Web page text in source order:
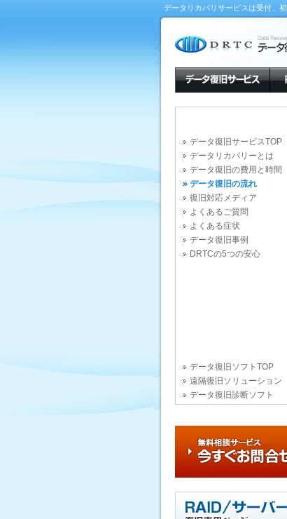
データリカバリサービスは受付、
データ復旧サービスTOP
データリカバリーとは
データ復旧の費用と時間
データ復旧の流れ
復旧対応メディア
よくあるご質問
よくある症状
データ復旧事例
DRTCの5つの安心
データ復旧ソフトTOP
遠隔復旧ソリューション
データ復旧診断ソフト